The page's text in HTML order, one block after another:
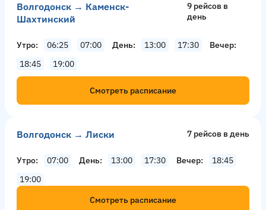
Волгодонск → Каменск-
Шахтинский
9 рейсов в
день
Утро 06:25 07:00 День 13:00 17:30
Вечер
18:45
19:00
Смотреть расписание
Волгодонск → Лиски 7 рейсов в день
Утро 07:00 День 13:00 17:30 Вечер
18:45
19:00
Смотреть расписание